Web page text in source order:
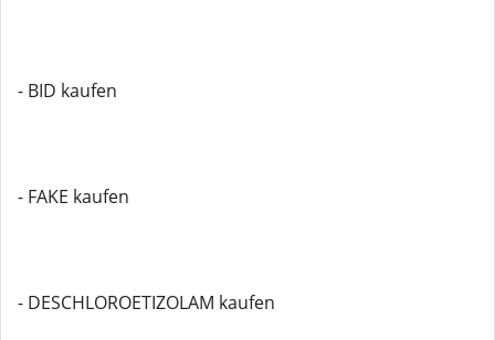
- BID kaufen
- FAKE kaufen
- DESCHLOROETIZOLAM kaufen